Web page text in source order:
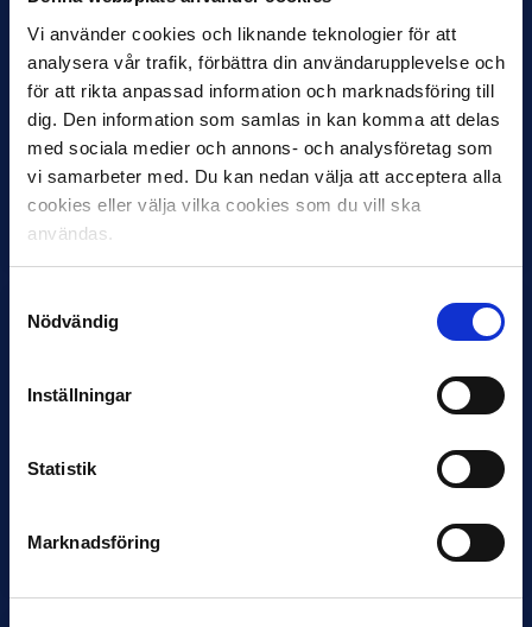
Vi använder cookies och liknande teknologier för att
analysera vår trafik, förbättra din användarupplevelse och
för att rikta anpassad information och marknadsföring till
dig. Den information som samlas in kan komma att delas
med sociala medier och annons- och analysföretag som
vi samarbeter med. Du kan nedan välja att acceptera alla
cookies eller välja vilka cookies som du vill ska
användas.
Nödvändig
Inställningar
Statistik
Marknadsföring
11 JUNI
VM-spelare med förflutet i Allsvenskan
och Superettan
Bosnien & Hercegovina Armin Gigovic — Helsingborgs IF
Dennis Hadžikadunić — Malmö FF / Trelleborg FF
Elfenbenskusten…
11 JUNI
Han nätade snyggast i maj: “Ett alldeles
Magnusson fick flest…